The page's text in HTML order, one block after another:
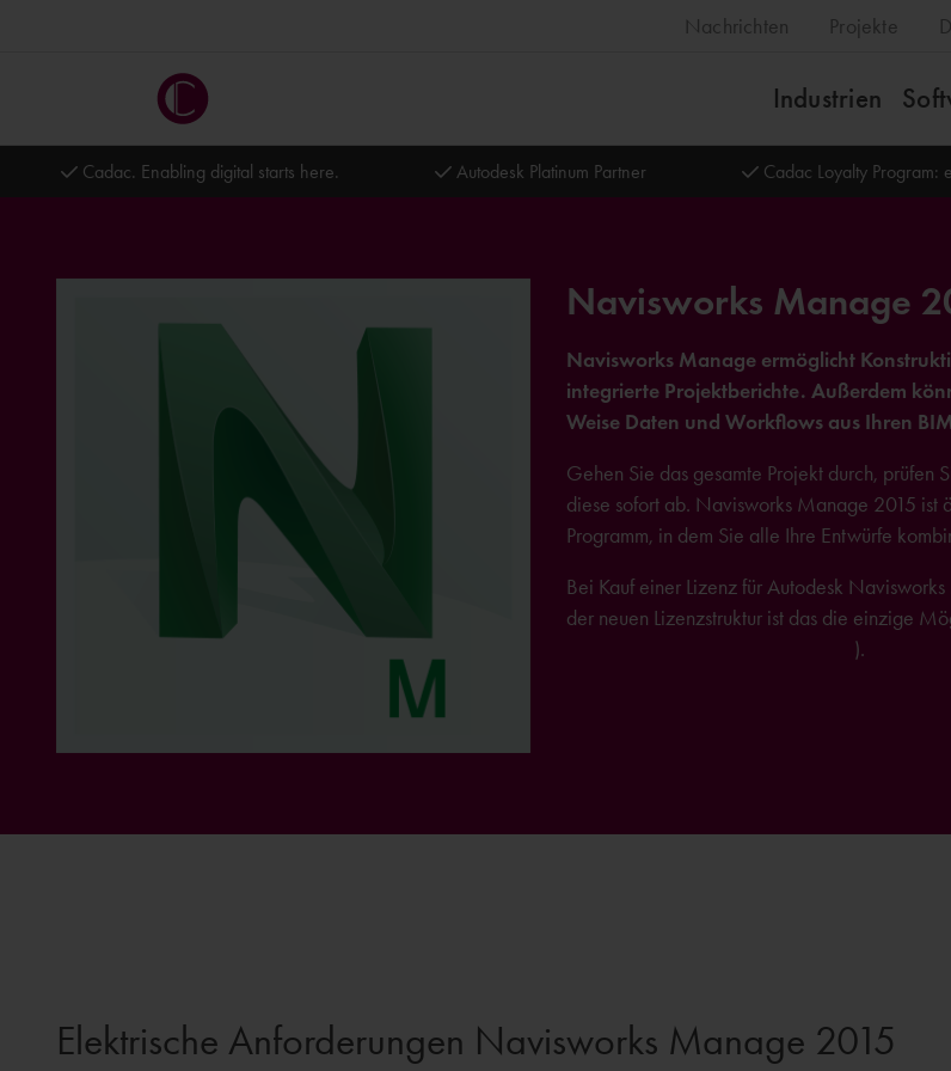
Nachrichten Projekte
Industrien
Cadac. Enabling digital starts here. Autodesk Platinum Partner Cadac Loyalty Program:
Navisworks Manage
Navisworks Manage ermöglicht
integrierte Projektberichte. Außerdem
Weise Daten und Workflows aus Ihren
Gehen Sie das gesamte Projekt durch,
diese sofort ab. Navisworks Manage 2015 ist
Programm, in dem Sie alle Ihre Entwürfe
Bei Kauf einer Lizenz für Autodesk
der neuen Lizenzstruktur ist das die einzige
).
Elektrische Anforderungen Navisworks Manage 2015